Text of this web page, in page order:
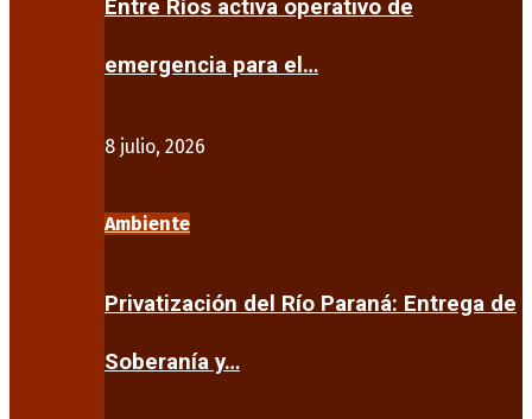
Entre Ríos activa operativo de
emergencia para el…
8 julio, 2026
Ambiente
Privatización del Río Paraná: Entrega de
Soberanía y…